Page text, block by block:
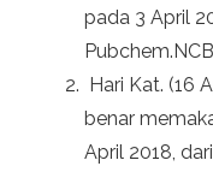
pada 3 April
Hari Kat. (16
benar
April 2018,